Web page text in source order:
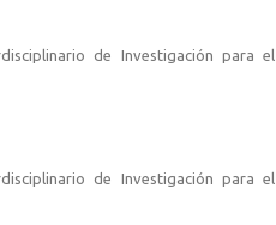
de Investigación para el
de Investigación para el